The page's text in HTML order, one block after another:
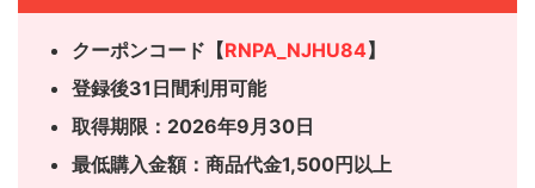
クーポンコード【RNPA_NJHU84】
登録後31日間利用可能
取得期限：2026年9月30日
最低購入金額：商品代金1,500円以上